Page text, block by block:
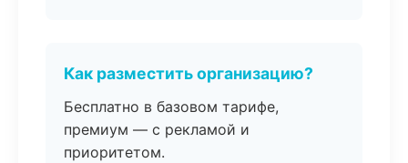
Как разместить организацию?
Бесплатно в базовом тарифе,
премиум — с рекламой и
приоритетом.